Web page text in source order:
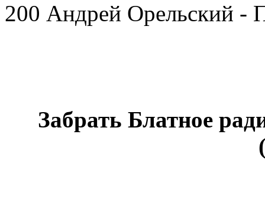
200 Андрей Орельский -
Забрать Блатное